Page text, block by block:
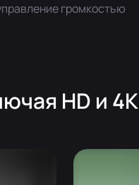
громкостью
HD и 4K